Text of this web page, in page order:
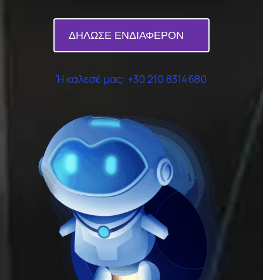
ΔΗΛΩΣΕ ΕΝΔΙΑΦΈΡΟΝ
Ή κάλεσέ μας: +30 210 8314680